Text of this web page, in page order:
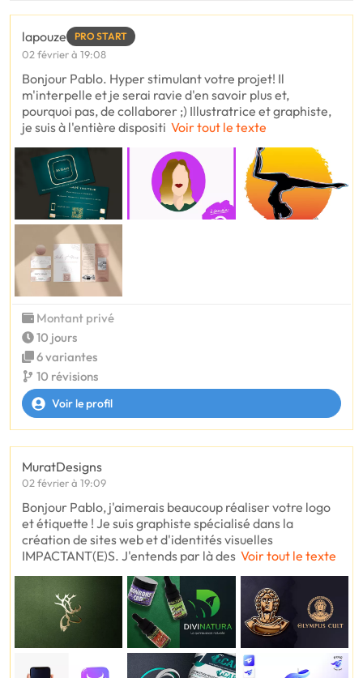
lapouze PRO START
02 février à 19:08
Bonjour Pablo. Hyper stimulant votre projet! Il
m'interpelle et je serai ravie d'en savoir plus et,
pourquoi pas, de collaborer ;) Illustratrice et graphiste,
je suis à l'entière dispositi Voir tout le texte
Montant privé
10 jours
6 variantes
10 révisions
Voir le profil
MuratDesigns
02 février à 19:09
Bonjour Pablo, j'aimerais beaucoup réaliser votre logo
et étiquette ! Je suis graphiste spécialisé dans la
création de sites web et d'identités visuelles
IMPACTANT(E)S. J'entends par là des Voir tout le texte